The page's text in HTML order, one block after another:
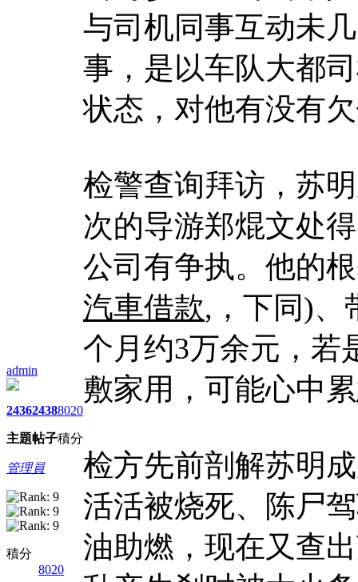
admin
2436
主題
2438
帖子
8020
積分
管理員
積分
8020
与司机同事互动未
事，是以车队大都
状态，对他有没有
检警查询拜访，苏
次的导游郑焜文处
公司有争执。他的
汽車借款,，下同)、
个月约3万余元，若
敷家用，可能心中
检方先前剖解苏明
活活被烧死、陈尸
油助燃，现在又查